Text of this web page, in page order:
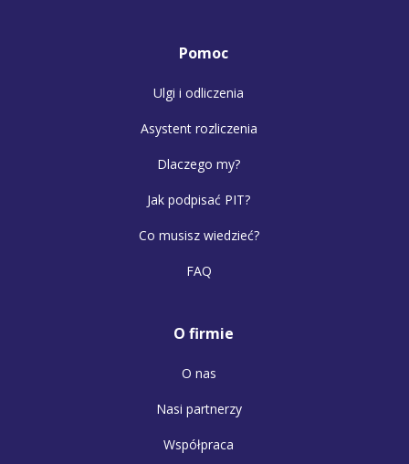
Pomoc
Ulgi i odliczenia
Asystent rozliczenia
Dlaczego my?
Jak podpisać PIT?
Co musisz wiedzieć?
FAQ
O firmie
O nas
Nasi partnerzy
Współpraca